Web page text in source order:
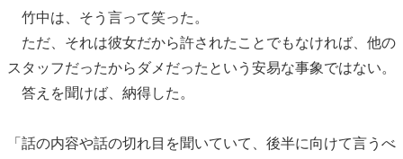
竹中は、そう言って笑った。
ただ、それは彼女だから許されたことでもなければ、他の
スタッフだったからダメだったという安易な事象ではない。
答えを聞けば、納得した。
「話の内容や話の切れ目を聞いていて、後半に向けて言うべ